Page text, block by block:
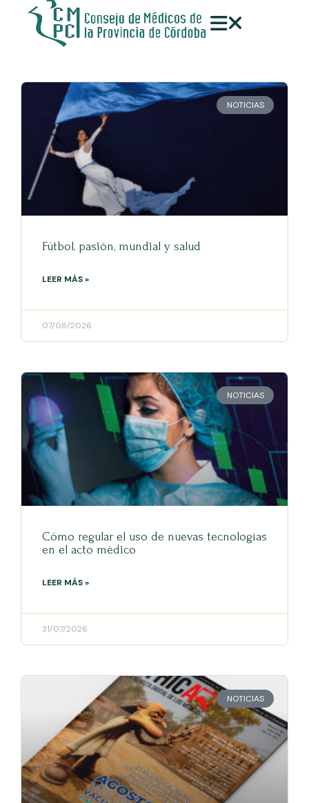
NOTICIAS
Fútbol, pasión, mundial y salud
LEER MÁS »
07/08/2026
NOTICIAS
Cómo regular el uso de nuevas tecnologías
en el acto médico
LEER MÁS »
31/07/2026
NOTICIAS